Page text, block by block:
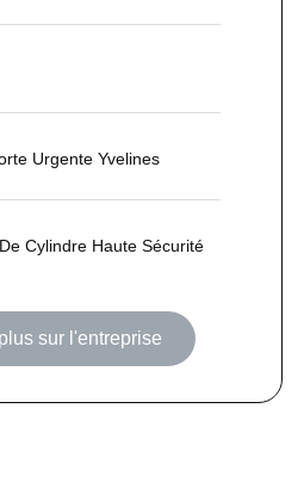
Urgente Yvelines
Cylindre Haute Sécurité
sur l'entreprise